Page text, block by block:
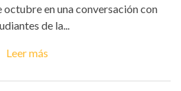
en una conversación con
de la...
Leer más